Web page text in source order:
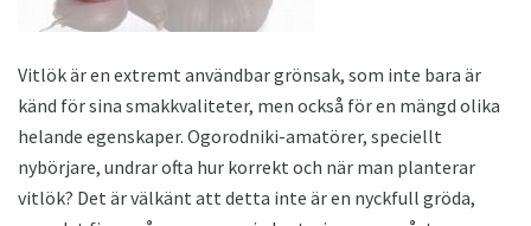
Vitlök är en extremt användbar grönsak, som inte bara är
känd för sina smakkvaliteter, men också för en mängd olika
helande egenskaper. Ogorodniki-amatörer, speciellt
nybörjare, undrar ofta hur korrekt och när man planterar
vitlök? Det är välkänt att detta inte är en nyckfull gröda,